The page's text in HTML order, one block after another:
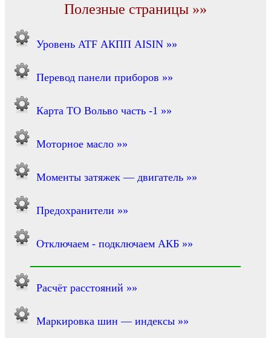
Полезные страницы »»
Уровень ATF АКПП AISIN »»
Перевод панели приборов »»
Карта ТО Вольво часть -1 »»
Моторное масло »»
Моменты затяжек — двигатель »»
Предохранители »»
Отключаем - подключаем АКБ »»
Расчёт расстояний »»
Маркировка шин — индексы »»